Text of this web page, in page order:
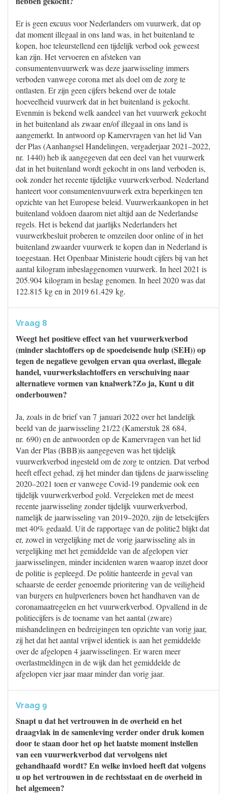
Er is geen excuus voor Nederlanders om vuurwerk, dat op
dat moment illegaal in ons land was, in het buitenland te
kopen, hoe teleurstellend een tijdelijk verbod ook geweest
kan zijn. Het vervoeren en afsteken van
consumentenvuurwerk was deze jaarwisseling immers
verboden vanwege corona met als doel om de zorg te
ontlasten. Er zijn geen cijfers bekend over de totale
hoeveelheid vuurwerk dat in het buitenland is gekocht.
Evenmin is bekend welk aandeel van het vuurwerk gekocht
in het buitenland als zwaar en/of illegaal in ons land is
aangemerkt. In antwoord op Kamervragen van het lid Van
der Plas (Aanhangsel Handelingen, vergaderjaar 2021–2022,
nr. 1440) heb ik aangegeven dat een deel van het vuurwerk
dat in het buitenland wordt gekocht in ons land verboden is,
ook zonder het recente tijdelijke vuurwerkverbod. Nederland
hanteert voor consumentenvuurwerk extra beperkingen ten
opzichte van het Europese beleid. Vuurwerkaankopen in het
buitenland voldoen daarom niet altijd aan de Nederlandse
regels. Het is bekend dat jaarlijks Nederlanders het
vuurwerkbesluit proberen te omzeilen door online of in het
buitenland zwaarder vuurwerk te kopen dan in Nederland is
toegestaan. Het Openbaar Ministerie houdt cijfers bij van het
aantal kilogram inbeslaggenomen vuurwerk. In heel 2021 is
205.904 kilogram in beslag genomen. In heel 2020 was dat
122.815 kg en in 2019 61.429 kg.
Vraag 8
Weegt het positieve effect van het vuurwerkverbod
(minder slachtoffers op de spoedeisende hulp (SEH)) op
tegen de negatieve gevolgen ervan qua overlast, illegale
handel, vuurwerkslachtoffers en verschuiving naar
alternatieve vormen van knalwerk?Zo ja, Kunt u dit
onderbouwen?
Ja, zoals in de brief van 7 januari 2022 over het landelijk
beeld van de jaarwisseling 21/22 (Kamerstuk 28 684,
nr. 690) en de antwoorden op de Kamervragen van het lid
Van der Plas (BBB)is aangegeven was het tijdelijk
vuurwerkverbod ingesteld om de zorg te ontzien. Dat verbod
heeft effect gehad, zij het minder dan tijdens de jaarwisseling
2020–2021 toen er vanwege Covid-19 pandemie ook een
tijdelijk vuurwerkverbod gold. Vergeleken met de meest
recente jaarwisseling zonder tijdelijk vuurwerkverbod,
namelijk de jaarwisseling van 2019–2020, zijn de letselcijfers
met 40% gedaald. Uit de rapportage van de politie2 blijkt dat
er, zowel in vergelijking met de vorig jaarwisseling als in
vergelijking met het gemiddelde van de afgelopen vier
jaarwisselingen, minder incidenten waren waarop inzet door
de politie is gepleegd. De politie hanteerde in geval van
schaarste de eerder genoemde prioritering van de veiligheid
van burgers en hulpverleners boven het handhaven van de
coronamaatregelen en het vuurwerkverbod. Opvallend in de
politiecijfers is de toename van het aantal (zware)
mishandelingen en bedreigingen ten opzichte van vorig jaar,
zij het dat het aantal vrijwel identiek is aan het gemiddelde
over de afgelopen 4 jaarwisselingen. Er waren meer
overlastmeldingen in de wijk dan het gemiddelde de
afgelopen vier jaar maar minder dan vorig jaar.
Vraag 9
Snapt u dat het vertrouwen in de overheid en het
draagvlak in de samenleving verder onder druk komen
door te staan door het op het laatste moment instellen
van een vuurwerkverbod dat vervolgens niet
gehandhaafd wordt? En welke invloed heeft dat volgens
u op het vertrouwen in de rechtsstaat en de overheid in
het algemeen?